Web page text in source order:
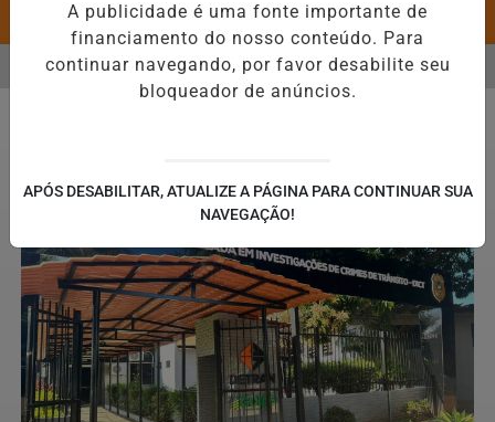
Pesquisar Notícia
5,1 MIL NOVAS VAGAS DO ALUGUEL SOCIAL EM 40 MUNICÍPIOS
MENU
A publicidade é uma fonte importante de
financiamento do nosso conteúdo. Para
continuar navegando, por favor desabilite seu
bloqueador de anúncios.
APÓS DESABILITAR, ATUALIZE A PÁGINA PARA CONTINUAR SUA
NAVEGAÇÃO!